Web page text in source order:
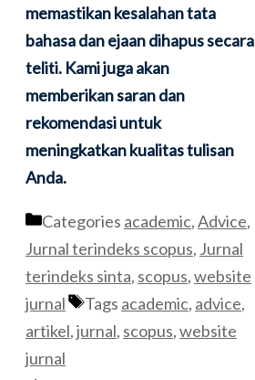
memastikan kesalahan tata
bahasa dan ejaan dihapus secara
teliti. Kami juga akan
memberikan saran dan
rekomendasi untuk
meningkatkan kualitas tulisan
Anda.
Categories academic,Advice,
Jurnal terindeks scopus, Jurnal
terindeks sinta, scopus,website
jurnal
Tags academic, advice,
artikel,jurnal, scopus,website
jurnal